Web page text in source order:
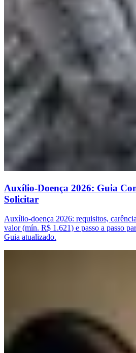
Auxílio-Doença 2026: Guia
Solicitar
Auxílio-doença 2026: requisitos,
valor (mín. R$ 1.621) e passo a passo
Guia atualizado.